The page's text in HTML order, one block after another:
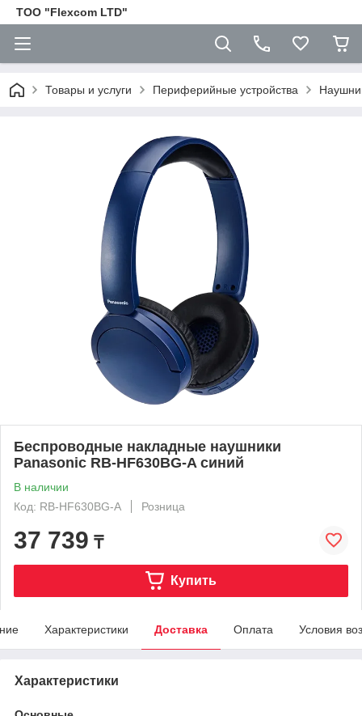
ТОО "Flexcom LTD"
Товары и услуги Периферийные устройства
Беспроводные накладные наушники
Panasonic RB-HF630BG-A синий
В наличии
Код: RB-HF630BG-A
Розница
37 739 ₸
Купить
Характеристики Доставка Оплата Условия
Характеристики